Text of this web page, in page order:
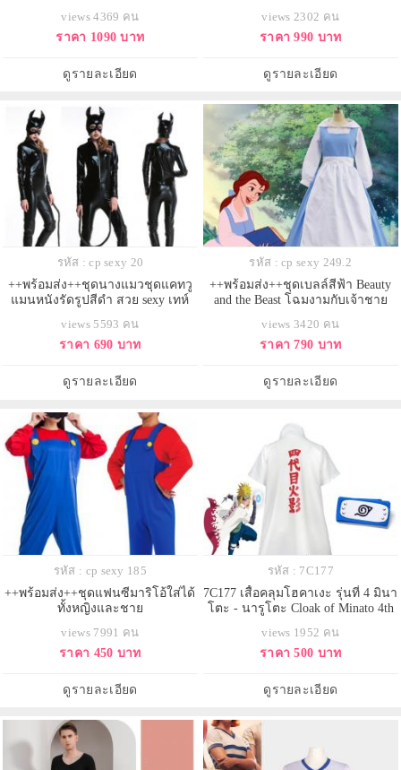
ชุด+หน้ากาก ปี 2019
views 4369 คน
ราคา 1090 บาท
ดูรายละเอียด
views 2302 คน
ราคา 990 บาท
ดูรายละเอียด
รหัส : cp sexy 20
++พร้อมส่ง++ชุดนางแมวชุดแคทวู
แมนหนังรัดรูปสีดำ สวย sexy เทห์
catwoman
views 5593 คน
ราคา 690 บาท
ดูรายละเอียด
รหัส : cp sexy 249.2
++พร้อมส่ง++ชุดเบลล์สีฟ้า Beauty
and the Beast โฉมงามกับเจ้าชาย
views 3420 คน
ราคา 790 บาท
ดูรายละเอียด
รหัส : cp sexy 185
++พร้อมส่ง++ชุดแฟนซีมาริโอ้ใส่ได้
ทั้งหญิงและชาย
views 7991 คน
ราคา 450 บาท
ดูรายละเอียด
รหัส : 7C177
7C177 เสื้อคลุมโฮคาเงะ รุ่นที่ 4 มินา
โตะ - นารูโตะ Cloak of Minato 4th
views 1952 คน
ราคา 500 บาท
ดูรายละเอียด